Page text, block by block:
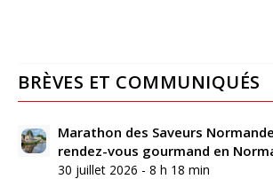
BRÈVES ET COMMUNIQUÉS
Marathon des Saveurs
rendez-vous gourmand en
30 juillet 2026 - 8 h 18 min